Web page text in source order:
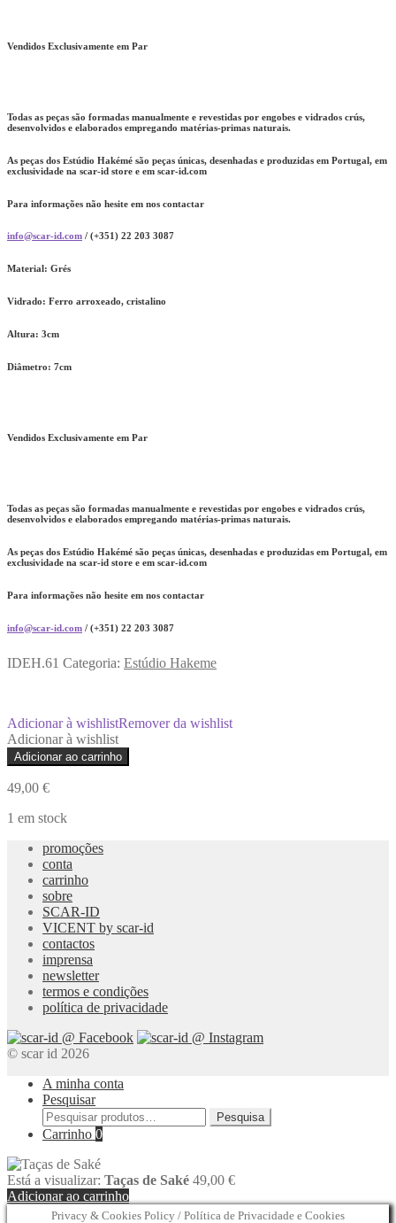
Vendidos Exclusivamente em Par
Todas as peças são formadas manualmente e revestidas por engobes e vidrados crús,
desenvolvidos e elaborados empregando matérias-primas naturais.
As peças dos Estúdio Hakémé são peças únicas, desenhadas e produzidas em Portugal, em
exclusividade na scar-id store e em scar-id.com
Para informações não hesite em nos contactar
info@scar-id.com / (+351) 22 203 3087
Material: Grés
Vidrado: Ferro arroxeado, cristalino
Altura: 3cm
Diâmetro: 7cm
Vendidos Exclusivamente em Par
Todas as peças são formadas manualmente e revestidas por engobes e vidrados crús,
desenvolvidos e elaborados empregando matérias-primas naturais.
As peças dos Estúdio Hakémé são peças únicas, desenhadas e produzidas em Portugal, em
exclusividade na scar-id store e em scar-id.com
Para informações não hesite em nos contactar
info@scar-id.com / (+351) 22 203 3087
IDEH.61 Categoria: Estúdio Hakeme
Adicionar à wishlistRemover da wishlist
Adicionar à wishlist
Quantidade
de
Taças
Saké
Adicionar ao carrinho
49,00 €
1 em stock
promoções
conta
carrinho
sobre
SCAR-ID
VICENT by scar-id
contactos
imprensa
newsletter
termos e condições
política de privacidade
© scar id 2026
A minha conta
Pesquisar
Pesquisar
por:
Pesquisa
Carrinho 0
Está a visualizar: Taças de Saké 49,00 €
Adicionar ao carrinho
Privacy & Cookies Policy / Política de Privacidade e Cookies